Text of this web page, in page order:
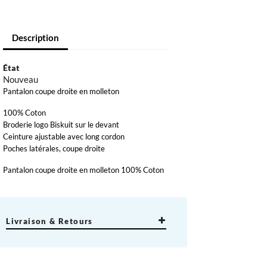
Description
État
Nouveau
Pantalon coupe droite en molleton
100% Coton
Broderie logo Biskuit sur le devant
Ceinture ajustable avec long cordon
Poches latérales, coupe droite
Pantalon coupe droite en molleton 100% Coton
Livraison & Retours
×
×
×